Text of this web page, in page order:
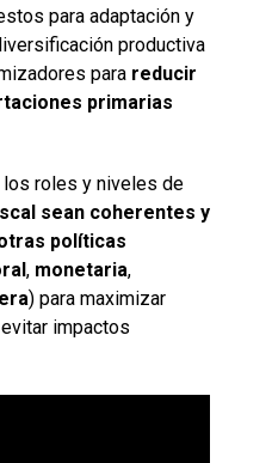
para adaptación y
productiva
para reducir
primarias
los roles y niveles de
sean coherentes y
políticas
, monetaria,
) para maximizar
impactos